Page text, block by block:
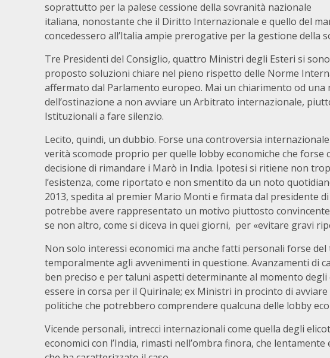
soprattutto per la palese cessione della sovranità nazionale
italiana, nonostante che il Diritto Internazionale e quello del
concedessero all’Italia ampie prerogative per la gestione della
Tre Presidenti del Consiglio, quattro Ministri degli Esteri si
proposto soluzioni chiare nel pieno rispetto delle Norme
affermato dal Parlamento europeo. Mai un chiarimento od una
dell’ostinazione a non avviare un Arbitrato internazionale,
Istituzionali a fare silenzio.
Lecito, quindi, un dubbio. Forse una controversia
verità scomode proprio per quelle lobby economiche che
decisione di rimandare i Marò in India. Ipotesi si ritiene non
l’esistenza, come riportato e non smentito da un noto
2013, spedita al premier Mario Monti e firmata dal presidente
potrebbe avere rappresentato un motivo piuttosto
se non altro, come si diceva in quei giorni, per «evitare gravi
Non solo interessi economici ma anche fatti personali forse
temporalmente agli avvenimenti in questione. Avanzamenti di
ben preciso e per taluni aspetti determinante al momento degli
essere in corsa per il Quirinale; ex Ministri in procinto di
politiche che potrebbero comprendere qualcuna delle lobby
Vicende personali, intrecci internazionali come quella degli
economici con l’India, rimasti nell’ombra finora, che